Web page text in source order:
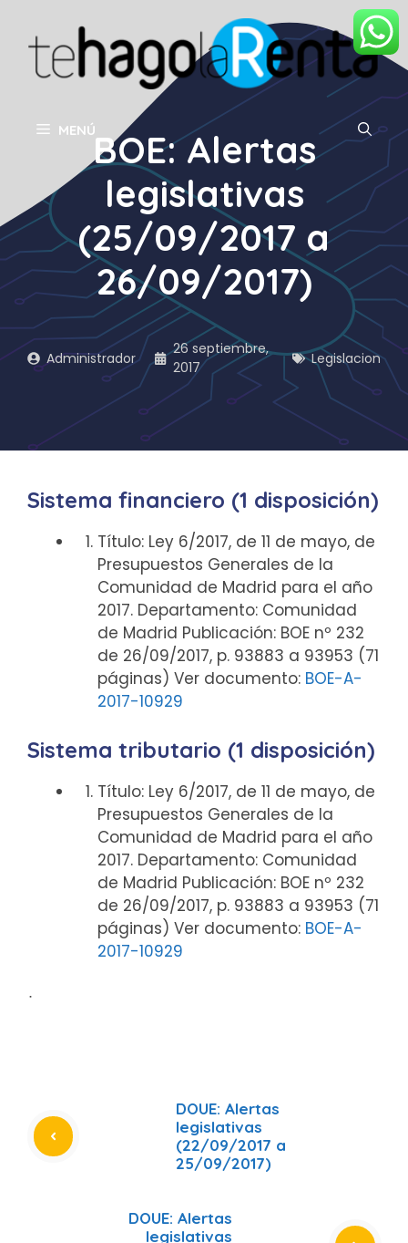
contenido
MENÚBOE: Alertas
legislativas
(25/09/2017 a
26/09/2017)
Administrador
26 septiembre,
2017
Legislacion
Sistema financiero (1 disposición)
Título: Ley 6/2017, de 11 de mayo, de
Presupuestos Generales de la
Comunidad de Madrid para el año
2017. Departamento: Comunidad
de Madrid Publicación: BOE nº 232
de 26/09/2017, p. 93883 a 93953 (71
páginas) Ver documento: BOE-A-
2017-10929
Sistema tributario (1 disposición)
Título: Ley 6/2017, de 11 de mayo, de
Presupuestos Generales de la
Comunidad de Madrid para el año
2017. Departamento: Comunidad
de Madrid Publicación: BOE nº 232
de 26/09/2017, p. 93883 a 93953 (71
páginas) Ver documento: BOE-A-
2017-10929
ᐧ
DOUE: Alertas
legislativas
(22/09/2017 a
25/09/2017)
DOUE: Alertas
legislativas